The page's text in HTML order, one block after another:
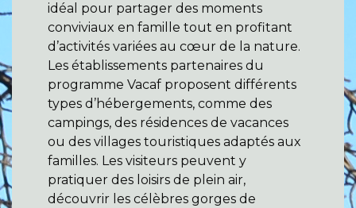
idéal pour partager des moments
conviviaux en famille tout en profitant
d’activités variées au cœur de la nature.
Les établissements partenaires du
programme Vacaf proposent différents
types d’hébergements, comme des
campings, des résidences de vacances
ou des villages touristiques adaptés aux
familles. Les visiteurs peuvent y
pratiquer des loisirs de plein air,
découvrir les célèbres gorges de